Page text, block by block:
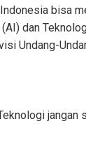
bisa
dan
Undang-
jangan